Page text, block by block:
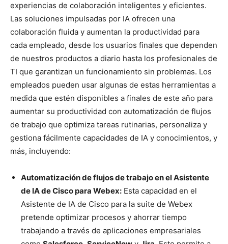
experiencias de colaboración inteligentes y eficientes.
Las soluciones impulsadas por IA ofrecen una
colaboración fluida y aumentan la productividad para
cada empleado, desde los usuarios finales que dependen
de nuestros productos a diario hasta los profesionales de
TI que garantizan un funcionamiento sin problemas. Los
empleados pueden usar algunas de estas herramientas a
medida que estén disponibles a finales de este año para
aumentar su productividad con automatización de flujos
de trabajo que optimiza tareas rutinarias, personaliza y
gestiona fácilmente capacidades de IA y conocimientos, y
más, incluyendo:
Automatización de flujos de trabajo en el Asistente
de IA de Cisco para Webex: Esta capacidad en el
Asistente de IA de Cisco para la suite de Webex
pretende optimizar procesos y ahorrar tiempo
trabajando a través de aplicaciones empresariales